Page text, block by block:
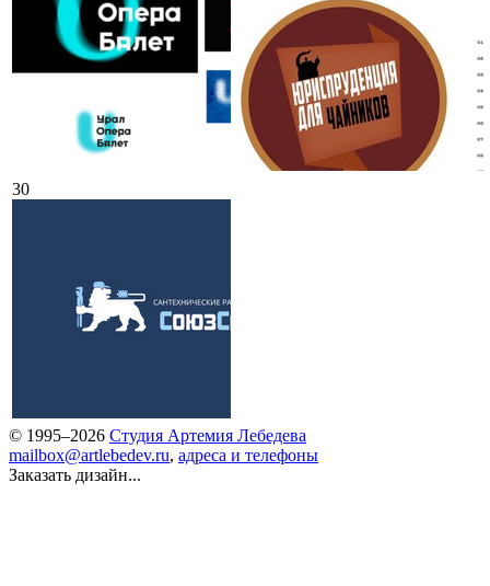
30
© 1995–2026 Студия Артемия Лебедева
mailbox@artlebedev.ru, адреса и телефоны
Заказать дизайн...